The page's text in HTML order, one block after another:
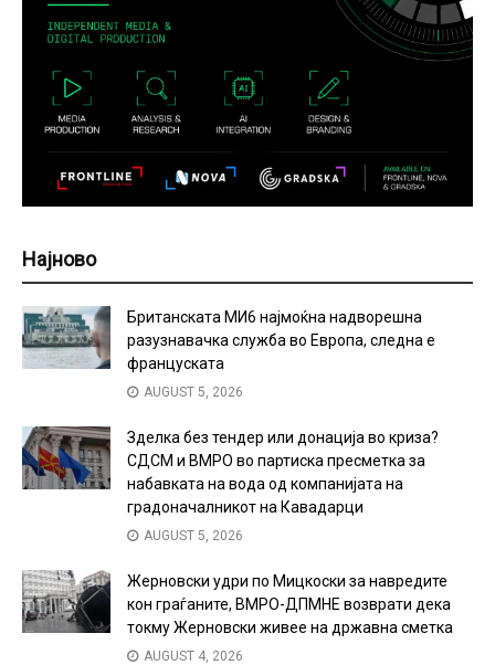
Најново
Британската МИ6 најмоќна надворешна
разузнавачка служба во Европа, следна е
француската
AUGUST 5, 2026
Зделка без тендер или донација во криза?
СДСМ и ВМРО во партиска пресметка за
набавката на вода од компанијата на
градоначалникот на Кавадарци
AUGUST 5, 2026
Жерновски удри по Мицкоски за навредите
кон граѓаните, ВМРО-ДПМНЕ возврати дека
токму Жерновски живее на државна сметка
AUGUST 4, 2026